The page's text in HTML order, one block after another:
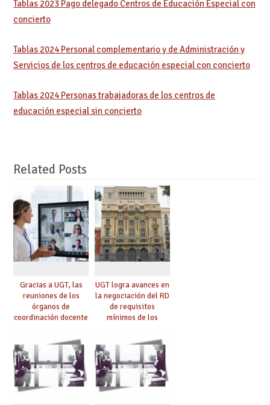
Tablas 2023 Pago delegado Centros de Educación Especial con
concierto
Tablas 2024 Personal complementario y de Administración y
Servicios de los centros de educación especial con concierto
Tablas 2024 Personas trabajadoras de los centros de
educación especial sin concierto
Related Posts
Gracias a UGT, las
reuniones de los
órganos de
coordinación docente
de manera
telemática, sin exigir
presencialidad en el
centro
UGT logra avances en
la negociación del RD
de requisitos
mínimos de los
exige al Ministerio
que los compromisos
se materialicen con
la mayor agilidad
posible